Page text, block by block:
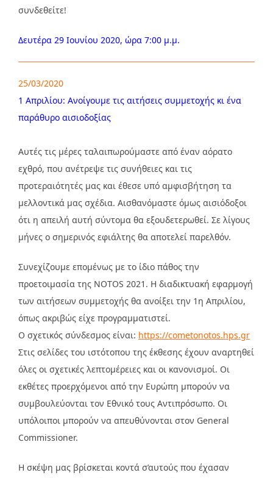
συνδεθείτε!
Δευτέρα 29 Ιουνίου 2020, ώρα 7:00 μ.μ.
25/03/2020
1 Απριλίου: Ανοίγουμε τις αιτήσεις συμμετοχής κι ένα
παράθυρο αισιοδοξίας
Αυτές τις μέρες ταλαιπωρούμαστε από έναν αόρατο
εχθρό, που ανέτρεψε τις συνήθειες και τις
προτεραιότητές μας και έθεσε υπό αμφισβήτηση τα
μελλοντικά μας σχέδια. Αισθανόμαστε όμως αισιόδοξοι
ότι η απειλή αυτή σύντομα θα εξουδετερωθεί. Σε λίγους
μήνες ο σημερινός εφιάλτης θα αποτελεί παρελθόν.
Συνεχίζουμε επομένως με το ίδιο πάθος την
προετοιμασία της NOTOS 2021. Η διαδικτυακή εφαρμογή
των αιτήσεων συμμετοχής θα ανοίξει την 1η Απριλίου,
όπως ακριβώς είχε προγραμματιστεί.
Ο σχετικός σύνδεσμος είναι: https://cometonotos.hps.gr
Στις σελίδες του ιστότοπου της έκθεσης έχουν αναρτηθεί
όλες οι σχετικές λεπτομέρειες και οι κανονισμοί. Οι
εκθέτες προερχόμενοι από την Ευρώπη μπορούν να
συμβουλεύονται τον Εθνικό τους Αντιπρόσωπο. Οι
υπόλοιποι μπορούν να απευθύνονται στον General
Commissioner.
Η σκέψη μας βρίσκεται κοντά σ’αυτούς που έχασαν